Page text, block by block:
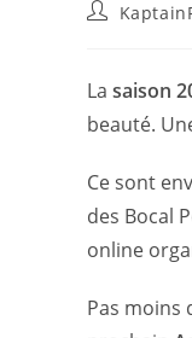
La saison
beauté.
Ce sont
des Bocal
online
Pas moins